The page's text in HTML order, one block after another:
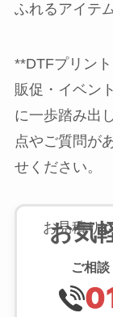
ふれるアイテ
**DTFプリン
販促・イベン
に一歩踏み出
点やご質問が
せください。
お見積り
お気
ご相